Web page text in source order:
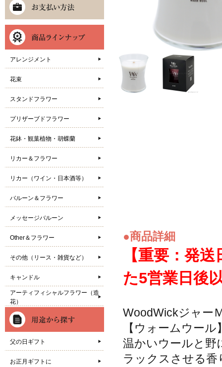
●商品詳細
【重要：発
た5営業日後
WoodWickジャー
【ウォームウール
温かいウールと野
ラックスさせる香
アレンジメント
花束
スタンドフラワー
プリザーブドフラワー
花鉢・観葉植物・胡蝶蘭
リカー＆フラワー
リカー（ワイン・日本酒等）
バルーン＆フラワー
メッセージバルーン
Other＆フラワー
その他（リース・雑貨など）
キャンドル
アーティフィシャルフラワー（造
花）
父の日ギフト
お正月ギフトに